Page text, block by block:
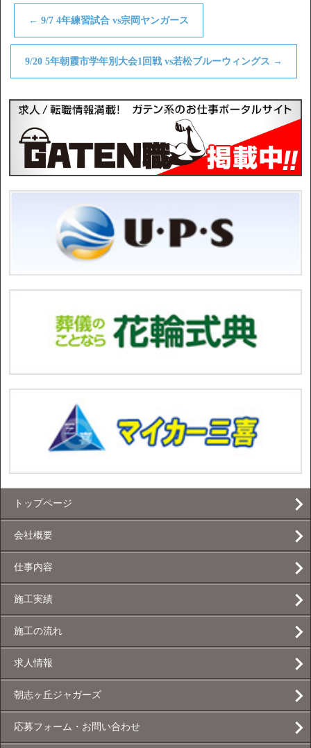
← 9/7 4年練習試合 vs宗岡ヤンガース
9/20 5年朝霞市学年別大会1回戦 vs若松ブルーウィングス →
トップページ
会社概要
仕事内容
施工実績
施工の流れ
求人情報
朝志ヶ丘ジャガーズ
応募フォーム・お問い合わせ